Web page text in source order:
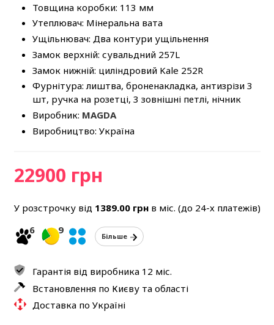
Товщина коробки: 113 мм
Утеплювач: Мінеральна вата
Ущільнювач: Два контури ущільнення
Замок верхній: сувальдний 257L
Замок нижній: циліндровий Kale 252R
Фурнітура: лиштва, броненакладка, антизрізи 3
шт, ручка на розетці, 3 зовнішні петлі, нічник
Виробник: MAGDA
Виробництво: Україна
22900 грн
У розстрочку від 1389.00грнв міс. (до 24-х платежів)
6
9
Більше
Гарантія від виробника 12 міс.
Встановлення по Києву та області
Доставка по Україні